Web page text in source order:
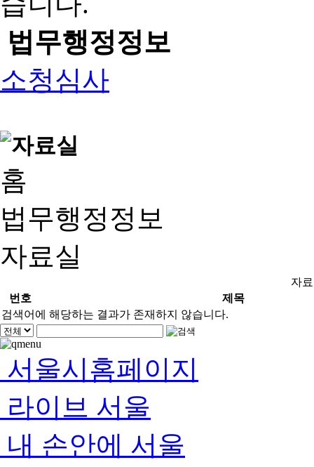
법무행정정보
소청심사
홈
법무행정정보
자료실
자
번호
제목
검색어에 해당하는 결과가 존재하지 않습니다.
서울시홈페이지
라이브 서울
내 손안에 서울